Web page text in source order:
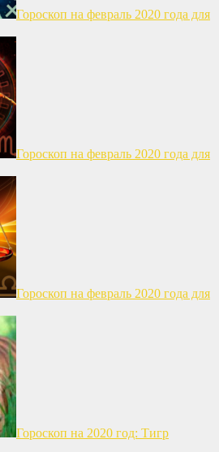
Гороскоп на февраль 2020 года для
Гороскоп на февраль 2020 года для
Гороскоп на февраль 2020 года для
Гороскоп на 2020 год: Тигр